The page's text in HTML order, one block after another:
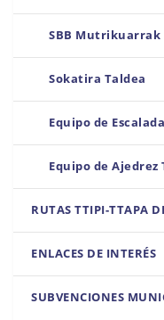
SBB Mutrikuarrak
Sokatira Taldea
Equipo de
Equipo de
RUTAS TTIPI-TTAPA
ENLACES DE INTERÉS
SUBVENCIONES